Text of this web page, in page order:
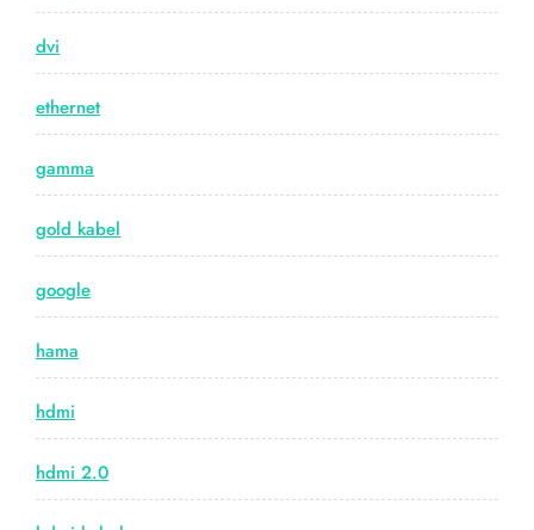
dvi
ethernet
gamma
gold kabel
google
hama
hdmi
hdmi 2.0